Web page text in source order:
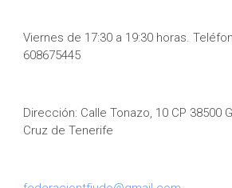
Viernes de 17:30 a 19:30 horas.
608675445
Dirección: Calle Tonazo, 10 CP 38500
Cruz de Tenerife